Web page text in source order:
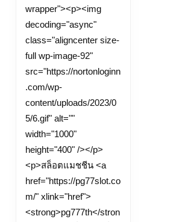
wrapper"><p><img
decoding="async"
class="aligncenter size-
full wp-image-92"
src="https://nortonloginn
.com/wp-
content/uploads/2023/0
5/6.gif" alt=""
width="1000"
height="400" /></p>
<p>สล็อตแมชชีน <a
href="https://pg77slot.co
m/" xlink="href">
<strong>pg777th</stron